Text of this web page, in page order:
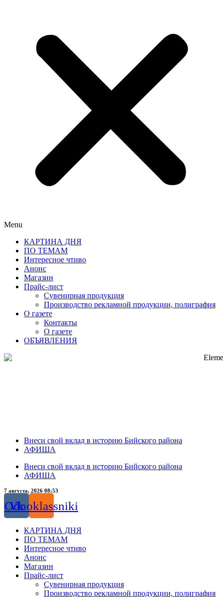
Menu
КАРТИНА ДНЯ
ПО ТЕМАМ
Интересное чтиво
Анонс
Магазин
Прайс-лист
Сувенирная продукция
Производство рекламной продукции, полиграфия
О газете
Контакты
О газете
ОБЪЯВЛЕНИЯ
Внеси свой вклад в историю Бийского района
АФИША
Внеси свой вклад в историю Бийского района
АФИША
7 августа, 2026 08:53
Vk
Odnoklassniki
КАРТИНА ДНЯ
ПО ТЕМАМ
Интересное чтиво
Анонс
Магазин
Прайс-лист
Сувенирная продукция
Производство рекламной продукции, полиграфия